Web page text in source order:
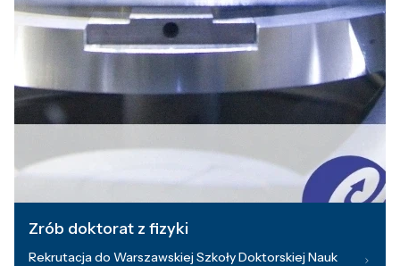
Zrób doktorat z fizyki
Rekrutacja do Warszawskiej Szkoły Doktorskiej Nauk